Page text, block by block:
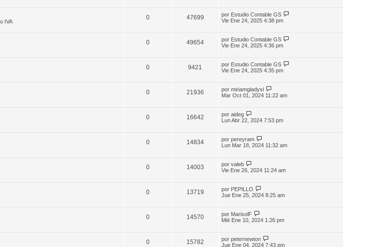
IVA
0 47699 por Estudio Contable GS
Vie Ene 24, 2025 4:38 pm
0 49654 por Estudio Contable GS
Vie Ene 24, 2025 4:36 pm
0 9421 por Estudio Contable GS
Vie Ene 24, 2025 4:35 pm
0 21936 por miriamgladysl
Mar Oct 01, 2024 11:22 am
0 16642 por aideg
Lun Abr 22, 2024 7:53 pm
0 14834 por pereyram
Lun Mar 18, 2024 11:32 am
0 14003 por valeb
Vie Ene 26, 2024 11:24 am
0 13719 por PEPILLO
Jue Ene 25, 2024 8:25 am
0 14570 por MarisolF
Mié Ene 10, 2024 1:26 pm
0 15782 por peternewton
Jue Ene 04, 2024 7:43 pm